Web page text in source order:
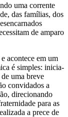
uma corrente
das famílias, dos
de amparo
acontece em um
é simples: inicia-
uma breve
convidados a
direcionando
para as
a prece de